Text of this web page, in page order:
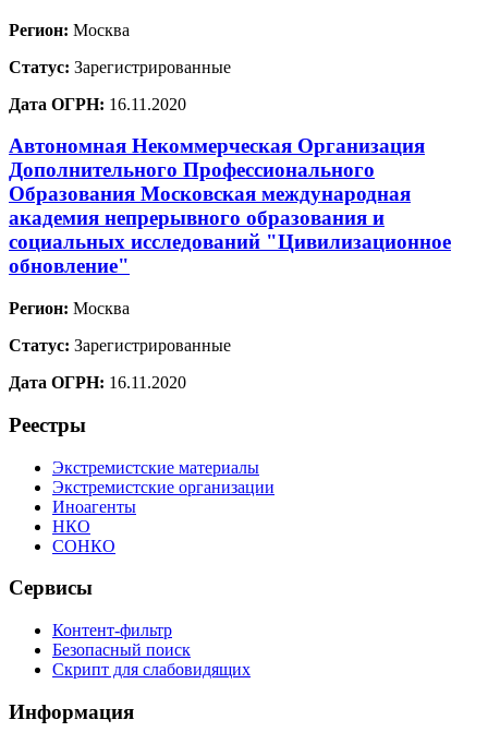
Регион: Москва
Статус: Зарегистрированные
Дата ОГРН: 16.11.2020
Автономная Некоммерческая Организация
Дополнительного Профессионального
Образования Московская международная
академия непрерывного образования и
социальных исследований "Цивилизационное
обновление"
Регион: Москва
Статус: Зарегистрированные
Дата ОГРН: 16.11.2020
Реестры
Экстремистские материалы
Экстремистские организации
Иноагенты
НКО
СОНКО
Сервисы
Контент-фильтр
Безопасный поиск
Скрипт для слабовидящих
Информация